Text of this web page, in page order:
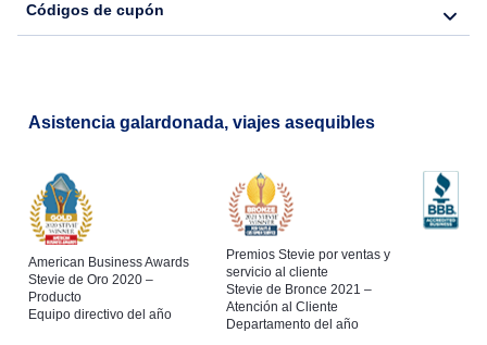
Códigos de cupón
Asistencia galardonada, viajes asequibles
American Business Awards
Stevie de Oro 2020 –
Producto
Equipo directivo del año
Premios Stevie por ventas y
servicio al cliente
Stevie de Bronce 2021 –
Atención al Cliente
Departamento del año